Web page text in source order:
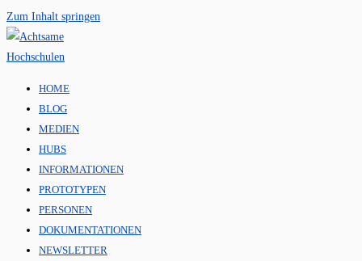
Zum Inhalt springen
HOME
BLOG
MEDIEN
HUBS
INFORMATIONEN
PROTOTYPEN
PERSONEN
DOKUMENTATIONEN
NEWSLETTER